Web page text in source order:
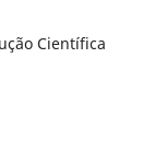
Científica